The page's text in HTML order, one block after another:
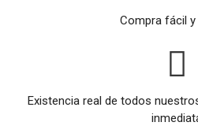
Compra fácil y
Existencia real de todos